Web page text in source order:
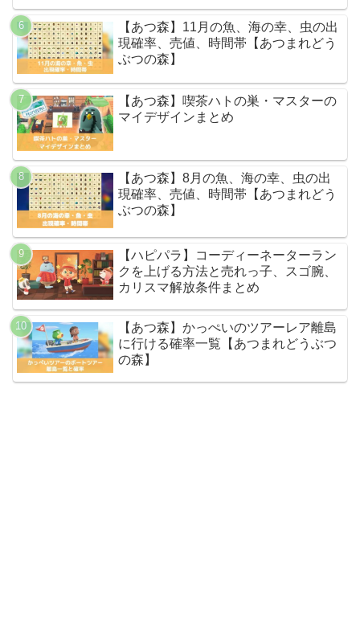
【あつ森】11月の魚、海の幸、虫の出
現確率、売値、時間帯【あつまれどう
ぶつの森】
【あつ森】喫茶ハトの巣・マスターの
マイデザインまとめ
【あつ森】8月の魚、海の幸、虫の出
現確率、売値、時間帯【あつまれどう
ぶつの森】
【ハピパラ】コーディーネーターラン
クを上げる方法と売れっ子、スゴ腕、
カリスマ解放条件まとめ
【あつ森】かっぺいのツアーレア離島
に行ける確率一覧【あつまれどうぶつ
の森】